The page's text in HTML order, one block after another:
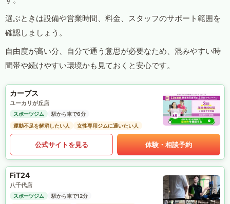
選ぶときは設備や営業時間、料金、スタッフのサポート範囲を
確認しましょう。
自由度が高い分、自分で通う意思が必要なため、混みやすい時
間帯や続けやすい環境かも見ておくと安心です。
カーブス
ユーカリが丘店
スポーツジム
駅から車で6分
運動不足を解消したい人
女性専用ジムに通いたい人
公式サイトを見る 体験・相談予約
FiT24
八千代店
スポーツジム
駅から車で12分